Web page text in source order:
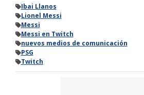
Ibai Llanos
Lionel Messi
Messi
Messi en Twitch
nuevos medios de comunicación
PSG
Twitch